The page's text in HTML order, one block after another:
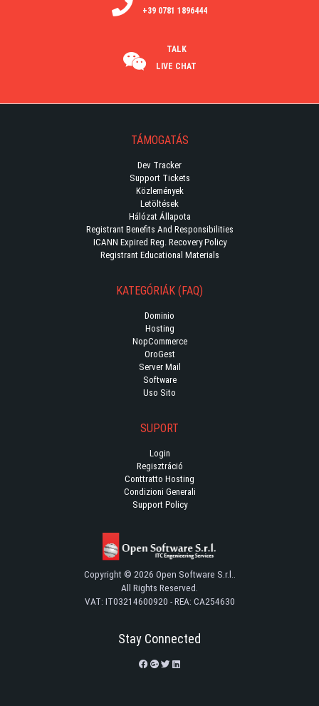
+39 0781 1896444
TALK
LIVE CHAT
TÁMOGATÁS
Dev Tracker
Support Tickets
Közlemények
Letöltések
Hálózat Állapota
Registrant Benefits And Responsibilities
ICANN Expired Reg. Recovery Policy
Registrant Educational Materials
KATEGÓRIÁK (FAQ)
Dominio
Hosting
NopCommerce
OroGest
Server Mail
Software
Uso Sito
SUPORT
Login
Regisztráció
Conttratto Hosting
Condizioni Generali
Support Policy
Copyright © 2026 Open Software S.r.l..
All Rights Reserved.
VAT: IT03214600920 - REA: CA254630
Stay Connected